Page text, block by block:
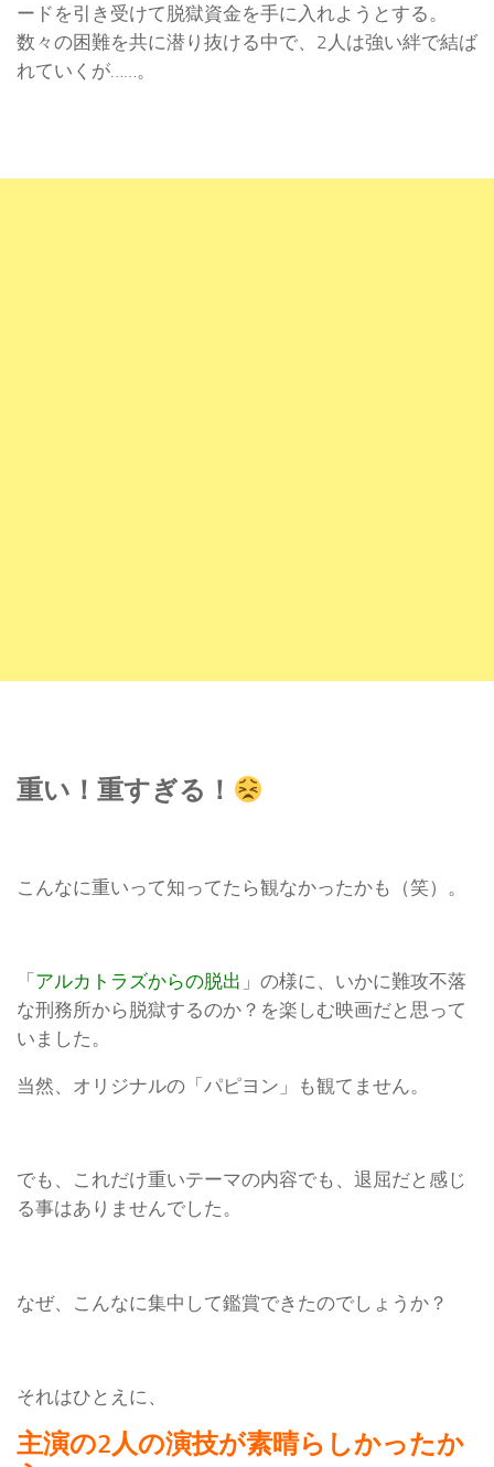
ードを引き受けて脱獄資金を手に入れようとする。
数々の困難を共に潜り抜ける中で、2人は強い絆で結ば
れていくが……。
重い！重すぎる！
こんなに重いって知ってたら観なかったかも（笑）。
「アルカトラズからの脱出 」の様に、いかに難攻不落
な刑務所から脱獄するのか？を楽しむ映画だと思って
いました。
当然、オリジナルの「パピヨン」も観てません。
でも、これだけ重いテーマの内容でも、退屈だと感じ
る事はありませんでした。
なぜ、こんなに集中して鑑賞できたのでしょうか？
それはひとえに、
主演の2人の演技が素晴らしかったか